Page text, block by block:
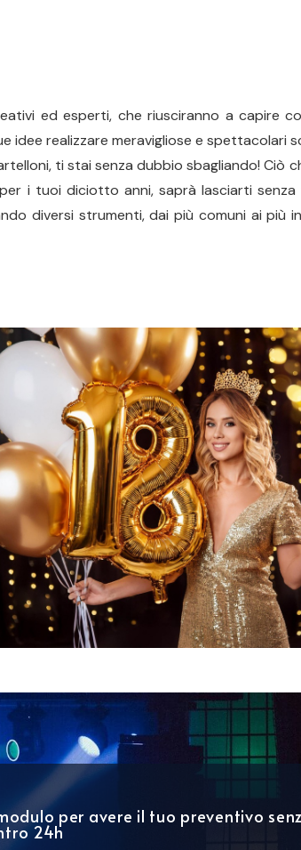
ed esperti, che riusciranno a capire
idee realizzare meravigliose e spettacolari
ti stai senza dubbio sbagliando! Ciò
i tuoi diciotto anni, saprà lasciarti
diversi strumenti, dai più comuni ai più
per avere il tuo preventivo
24h